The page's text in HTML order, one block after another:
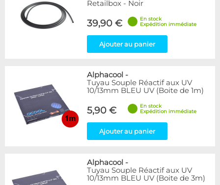
Retailbox - Noir
39,90 €
En stock
Expédition immédiate
Ajouter au panier
Alphacool -
Tuyau Souple Réactif aux UV
10/13mm BLEU UV (Boite de 1m)
5,90 €
En stock
Expédition immédiate
Ajouter au panier
Alphacool -
Tuyau Souple Réactif aux UV
10/13mm BLEU UV (Boite de 3m)